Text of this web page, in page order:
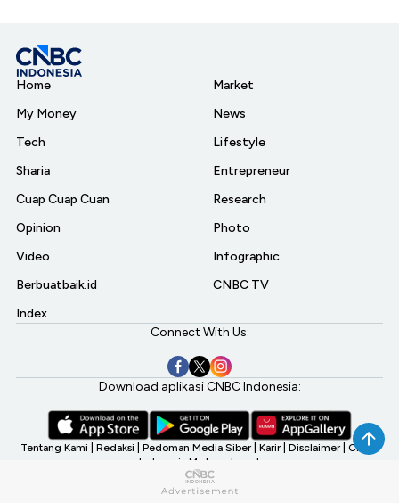
Home
My Money
Tech
Sharia
Cuap Cuap Cuan
Opinion
Video
Berbuatbaik.id
Index
Market
News
Lifestyle
Entrepreneur
Research
Photo
Infographic
CNBC TV
Connect With Us:
Download aplikasi CNBC Indonesia:
Tentang Kami Redaksi Pedoman Media Siber Karir Disclaimer CNBC
Indonesia My Investment
©2026 CNBC Indonesia, A Transmedia Company